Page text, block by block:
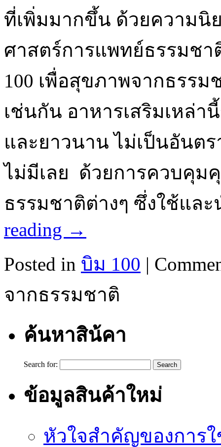
ที่เพิ่มมากขึ้น ด้วยความนิ
ศาสตร์การแพทย์ธรรมชา
100 เพื่อสุขภาพจากธรร
เช่นกัน อาหารเสริมเหล่า
และยาวนาน ไม่เป็นอันต
ไม่มีเลย ด้วยการควบคุม
ธรรมชาติต่างๆ ซึ่งใช้แล
reading →
Posted in บิม 100 |
จากธรรมชาติ
ค้นหาสิน้คา
Search for:
ข้อมูลสินค้าใหม่
หัวใจสำคัญของการ